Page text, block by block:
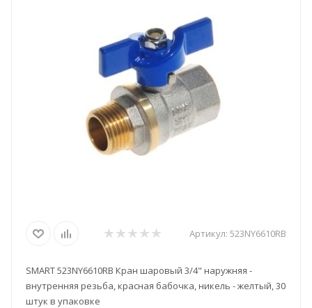
Артикул: 523NY6610RB
SMART 523NY6610RB Кран шаровый 3/4" наружняя -
внутренняя резьба, красная бабочка, никель - желтый, 30
штук в упаковке